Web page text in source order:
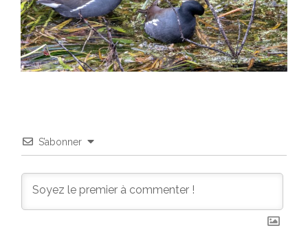
S’abonner